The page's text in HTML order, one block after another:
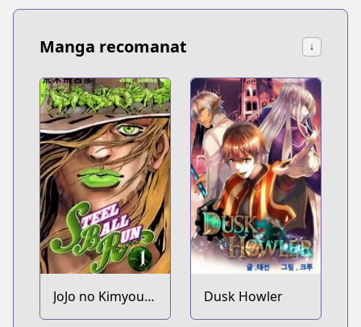
Manga recomanat ↓
JoJo no Kimyou
na Bouken Part
Dusk Howler